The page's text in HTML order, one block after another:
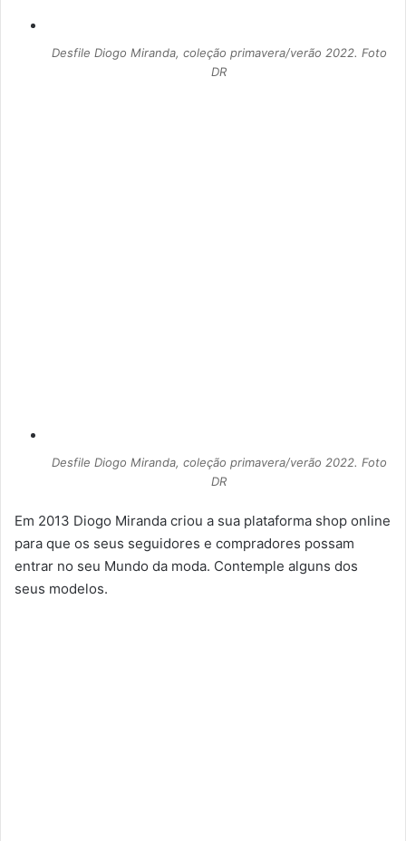
Desfile Diogo Miranda, coleção primavera/verão 2022. Foto
DR
Desfile Diogo Miranda, coleção primavera/verão 2022. Foto
DR
Em 2013 Diogo Miranda criou a sua plataforma shop online
para que os seus seguidores e compradores possam
entrar no seu Mundo da moda. Contemple alguns dos
seus modelos.